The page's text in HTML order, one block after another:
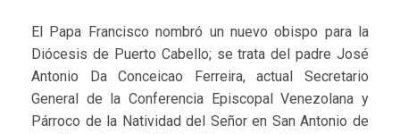
El Papa Francisco nombró un nuevo obispo para la
Diócesis de Puerto Cabello; se trata del padre José
Antonio Da Conceicao Ferreira, actual Secretario
General de la Conferencia Episcopal Venezolana y
Párroco de la Natividad del Señor en San Antonio de